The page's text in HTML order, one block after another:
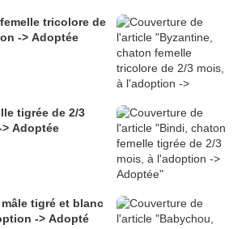
tricolore de
-> Adoptée
tigrée de 2/3
Adoptée
tigré et blanc
-> Adopté